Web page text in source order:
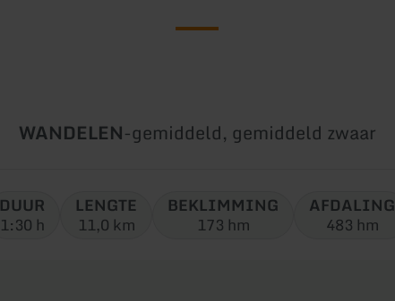
Soort
WANDELEN-Moeilijkheidsgraad:
gemiddeld, gemiddeld zwaar
DUUR
1:30 h
LENGTE
11,0 km
BEKLIMMING
173 hm
AFDALING
483 hm